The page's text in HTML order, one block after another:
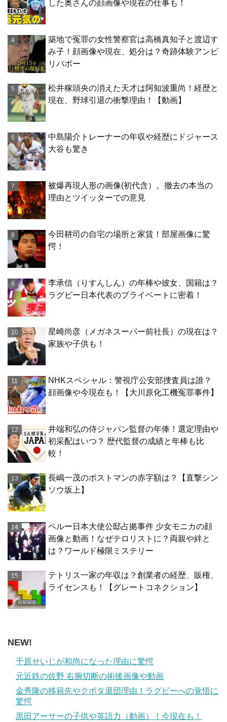
した奥さんの顔画像や現在の仕事も！
築地で冤罪の女性警察官は高橋真知子と渡辺す
み子！顔画像や現在、処分は？奇跡体験アンビ
リバボー
松井稼頭央の消えた天才は阿知波重尚！経歴と
現在、野球引退の衝撃理由！【動画】
中島陽介トレーナーの年収や経歴にドジャース
大谷も驚き
被爆再現人形の画像(初代含）。撤去の本当の
理由とツイッターでの意見
今田耕司の自宅の場所と家賃！部屋画像に驚
愕！
李承信（りすんしん）の年棒や彼女、国籍は？
ラグビー日本代表のプライベートに密着！
星崎尚彦（メガネスーパー前社長）の現在は？
家族や子供も！
NHKスペシャル：警視庁公安部捜査員は誰？
顔画像や今現在も！【大川原化工機冤罪事件】
井端和弘の侍ジャパン監督の年俸！選定理由や
初采配はいつ？ 歴代監督の成績と年棒も比
較！
長嶋一茂のポストマンの赤字額は？【直撃シン
ソウ坂上】
ペルー日本大使公邸占拠事件 少女モニカの顔
画像と動画！なぜテロリストに？両親や絆と
は？ワールド極限ミステリー
テトリス一家の年収は？創業者の経歴、販権、
ライセンスも！【グレートコネクション】
NEW!
千原せいじが和尚になった理由に驚愕
元近鉄の佐野 右腕切断の術後画像や動画
金秀隆の移籍先やクボタ退団理由！ラグビーへの覚悟に
驚愕
黒田アーサーの子供や英語力（動画）！今現在も！